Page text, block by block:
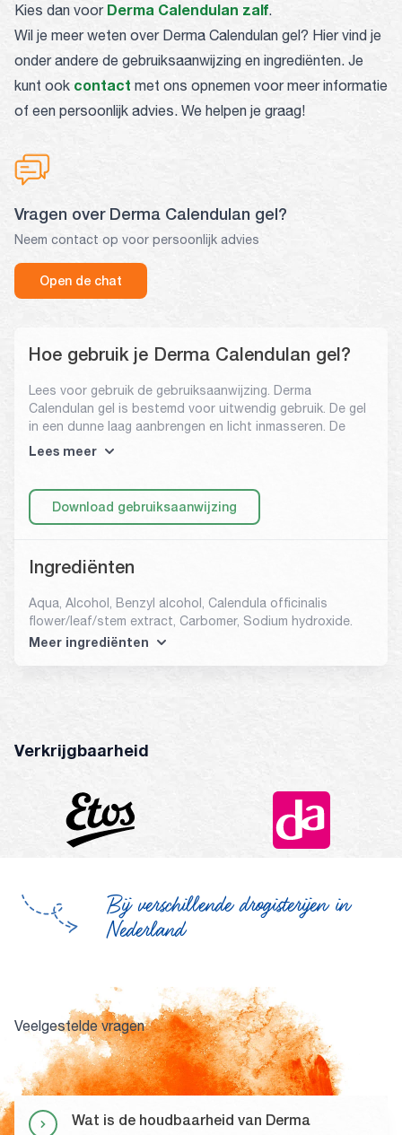
Kies dan voor Derma Calendulan zalf.
Wil je meer weten over Derma Calendulan gel? Hier vind je
onder andere de gebruiksaanwijzing en ingrediënten. Je
kunt ook contact met ons opnemen voor meer informatie
of een persoonlijk advies. We helpen je graag!
Vragen over Derma Calendulan gel?
Neem contact op voor persoonlijk advies
Open de chat
Hoe gebruik je Derma Calendulan gel?
Lees voor gebruik de gebruiksaanwijzing. Derma
Calendulan gel is bestemd voor uitwendig gebruik. De gel
in een dunne laag aanbrengen en licht inmasseren. De
handeling indien gewenst meerdere malen per dag
Lees meer
Download gebruiksaanwijzing
Ingrediënten
Aqua, Alcohol, Benzyl alcohol, Calendula officinalis
flower/leaf/stem extract, Carbomer, Sodium hydroxide.
Meer ingrediënten
Verkrijgbaarheid
Bij verschillende drogisterijen in
Nederland
Veelgestelde vragen
Wat is de houdbaarheid van Derma